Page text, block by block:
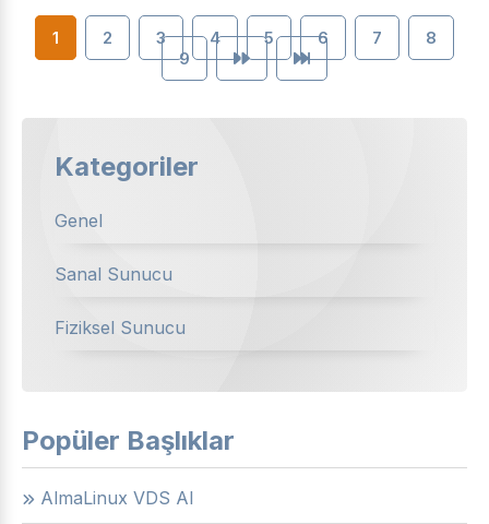
1 2 3 4 5 6 7
8
9
Kategoriler
Genel
Sanal Sunucu
Fiziksel Sunucu
Popüler Başlıklar
AlmaLinux VDS Al